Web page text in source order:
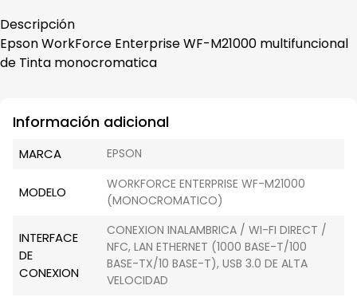
Descripción
Epson WorkForce Enterprise WF-M21000 multifuncional
de Tinta monocromatica
Información adicional
MARCA EPSON
MODELO
WORKFORCE ENTERPRISE WF-M21000
(MONOCROMATICO)
INTERFACE
DE
CONEXION
CONEXION INALAMBRICA / WI-FI DIRECT /
NFC, LAN ETHERNET (1000 BASE-T/100
BASE-TX/10 BASE-T), USB 3.0 DE ALTA
VELOCIDAD